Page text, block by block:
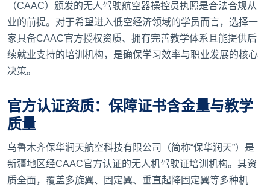
（CAAC）颁发的无人驾驶航空器操控员执照是合法合规从
业的前提。对于希望进入低空经济领域的学员而言，选择一
家具备CAAC官方授权资质、拥有完善教学体系且能提供后
续就业支持的培训机构，是确保学习效率与职业发展的核心
决策。
官方认证资质：保障证书含金量与教学
质量
乌鲁木齐保华润天航空科技有限公司（简称“保华润天”）是
新疆地区经CAAC官方认证的无人机驾驶证培训机构。其资
质全面，覆盖多旋翼、固定翼、垂直起降固定翼等多种机